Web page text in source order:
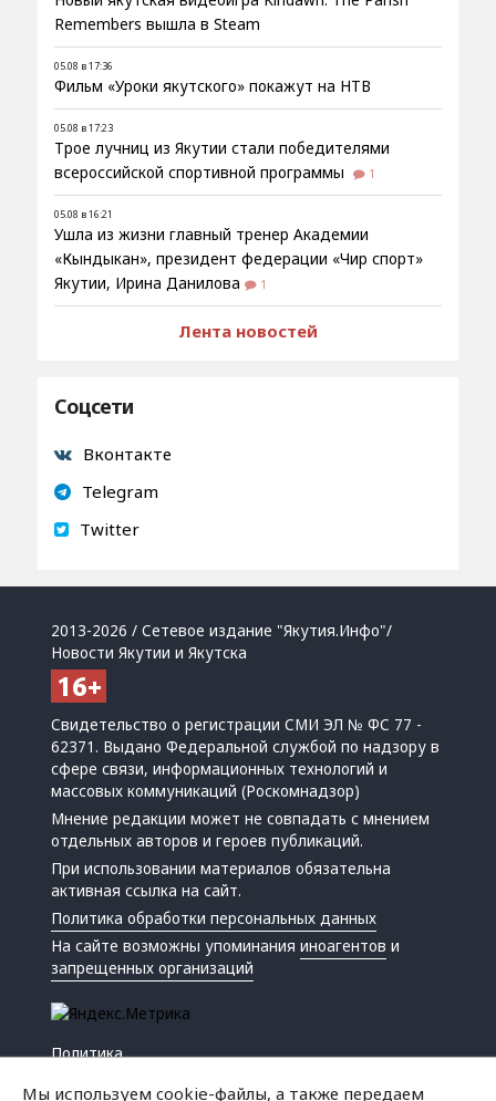
Remembers вышла в Steam
05.08 в 17:36
Фильм «Уроки якутского» покажут на НТВ
05.08 в 17:23
Трое лучниц из Якутии стали победителями
всероссийской спортивной программы
1
05.08 в 16:21
Ушла из жизни главный тренер Академии
«Кындыкан», президент федерации «Чир спорт»
Якутии, Ирина Данилова
1
Лента новостей
Соцсети
Вконтакте
Telegram
Twitter
2013-2026 / Сетевое издание "Якутия.Инфо"/
Новости Якутии и Якутска
Свидетельство о регистрации СМИ ЭЛ № ФС 77 -
62371. Выдано Федеральной службой по надзору в
сфере связи, информационных технологий и
массовых коммуникаций (Роскомнадзор)
Мнение редакции может не совпадать с мнением
отдельных авторов и героев публикаций.
При использовании материалов обязательна
активная ссылка на сайт.
Политика обработки персональных данных
На сайте возможны упоминанияиноагентов и
запрещенных организаций
Политика
Мы используем cookie-файлы, а также передаем